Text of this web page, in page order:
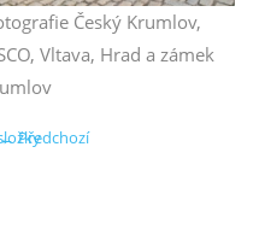
Český Krumlov,
Vltava, Hrad a zámek
← Předchozí